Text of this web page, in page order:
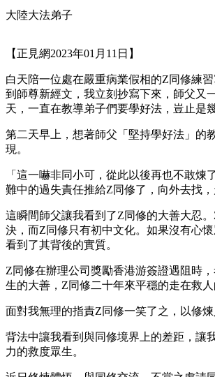
大陸大法弟子
【正見網2023年01月11日】
白天陪一位處在嚴重病業假相的Z同修練
到師尊新經文，我立刻抄寫下來，師父又
天，一直在教導弟子們要學好法，豈止是
第二天早上，想著師父「堅持學好法」的
現。
「這一嚇非同小可，從此以後再也不敢
難中的過失責任推給Z同修了，向外去找
這瞬間師父讓我看到了Z同修的大善大忍
決，而Z同修只有初中文化。如果沒有心
看到了其背後的實質。
Z同修在辦理公司獎勵香港游簽證遇阻時
生的大善，Z同修二十年來平穩的走在救人
面對我無理的指責Z同修一笑了之，以修
背法中讓我看到與同修境界上的差距，讓
力的救度眾生。